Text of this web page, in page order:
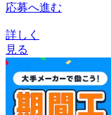
応募へ進む
詳しく
見る